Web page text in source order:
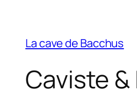
La cave de Bacchus
Caviste